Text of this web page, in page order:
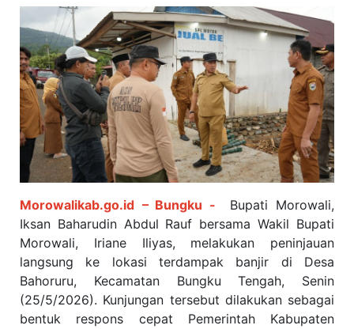
Morowalikab.go.id – Bungku -
Bupati Morowali,
Iksan Baharudin Abdul Rauf bersama Wakil Bupati
Morowali, Iriane Iliyas, melakukan peninjauan
langsung ke lokasi terdampak banjir di Desa
Bahoruru, Kecamatan Bungku Tengah, Senin
(25/5/2026). Kunjungan tersebut dilakukan sebagai
bentuk respons cepat Pemerintah Kabupaten